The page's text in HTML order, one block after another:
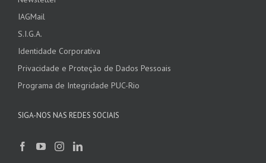
IAGMail
S.I.G.A.
Identidade Corporativa
Privacidade e Proteção de Dados Pessoais
Programa de Integridade PUC-Rio
SIGA-NOS NAS REDES SOCIAIS